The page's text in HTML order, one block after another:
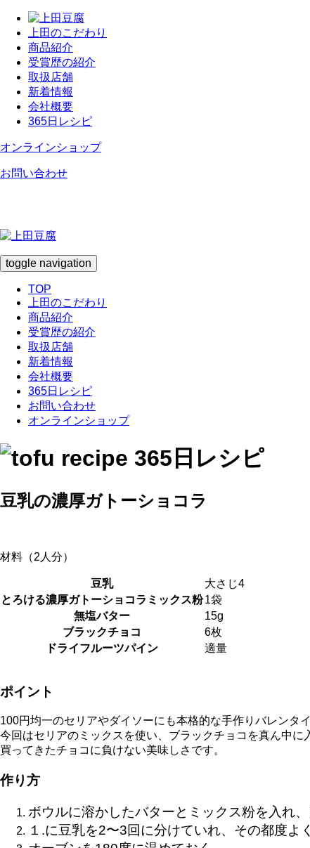
上田のこだわり
商品紹介
受賞歴の紹介
取扱店舗
新着情報
会社概要
365日レシピ
オンラインショップ
お問い合わせ
toggle navigation
TOP
上田のこだわり
商品紹介
受賞歴の紹介
取扱店舗
新着情報
会社概要
365日レシピ
お問い合わせ
オンラインショップ
豆乳の濃厚ガトーショコラ
材料（2人分）
豆乳
大さじ4
とろける濃厚ガトーショコラミックス粉1袋
無塩バター
15g
ブラックチョコ
6枚
ドライフルーツパイン
適量
ポイント
100円均一のセリアやダイソーにも本格的な手作りバレンタ
今回はセリアのミックスを使い、ブラックチョコを真ん中に
買ってきたチョコに負けない美味しさです。
作り方
ボウルに溶かしたバターとミックス粉を入れ
１.に豆乳を2〜3回に分けていれ、その都度よ